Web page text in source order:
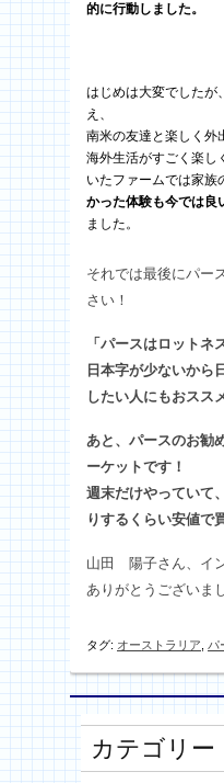
的に行動しました。
はじめは大変でしたが
え、
南米の友達と楽しく外
海外生活がすごく楽し
いたファームでは家族
かった体験も今では良
ました。
それでは最後にパー
さい！
「パースはロットネ
日本字が少ないから
したい人にもおスス
あと、パースのお勧
ーケットです！
週末だけやっていて
りするくらい安値で
山田 陽子さん、イ
ありがとうございま
タグ: オーストラリア パ
カテゴリー